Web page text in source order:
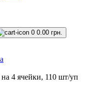
0 0.00 грн.
4 ячейки, 110 шт/уп